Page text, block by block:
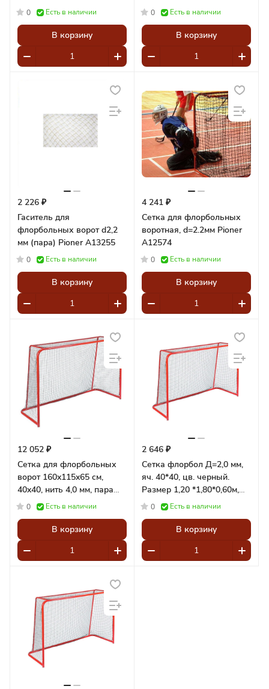
0 Есть в наличии
В корзину
0 Есть в наличии
В корзину
2 226 ₽
Гаситель для
флорбольных ворот d2,2
мм (пара) Pioner A13255
0 Есть в наличии
В корзину
4 241 ₽
Сетка для флорбольных
воротная, d=2.2мм Pioner
A12574
0 Есть в наличии
В корзину
12 052 ₽
Сетка для флорбольных
ворот 160x115x65 cм,
40x40, нить 4,0 мм, пара
Pioner A15360
0 Есть в наличии
В корзину
2 646 ₽
Сетка флорбол Д=2,0 мм,
яч. 40*40, цв. черный.
Размер 1,20 *1,80*0,60м,
(пара) Pioner A14685
0 Есть в наличии
В корзину